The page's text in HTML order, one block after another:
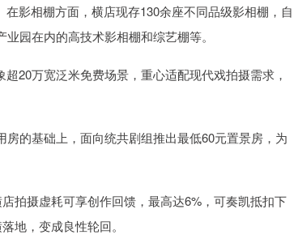
影相棚方面，横店现存130余座不同品级影相棚，自
园在内的高技术影相棚和综艺棚等。
万宽泛米免费场景，重心适配现代戏拍摄需求，
的基础上，面向统共剧组推出最低60元置景房，为
拍摄虚耗可享创作回馈，最高达6%，可奏凯抵扣下
地，变成良性轮回。